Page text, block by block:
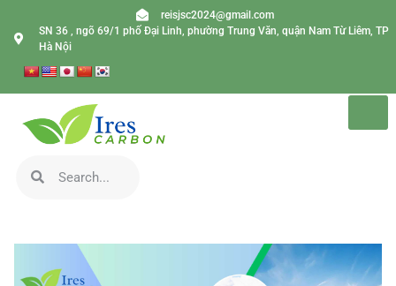
reisjsc2024@gmail.com
SN 36 , ngõ 69/1 phố Đại Linh, phường Trung Văn, quận Nam Từ Liêm, TP
Hà Nội